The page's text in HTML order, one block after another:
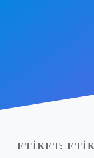
Yasal Uyarı
ETIKET: ETIK